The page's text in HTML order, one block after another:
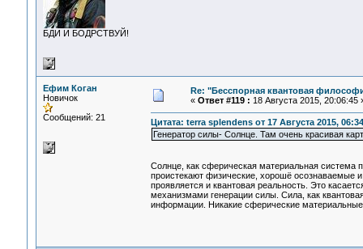
БДИ И БОДРСТВУЙ!
Ефим Коган
Новичок
Сообщений: 21
Re: "Бесспорная квантовая
« Ответ #119 : 18 Августа 2015, 20:06:45
Цитата: terra splendens от 17 Августа 2015,
Генератор силы- Солнце. Там очень красивая
Солнце, как сферическая материальная система
проистекают физические, хорошё осознаваемые
проявляется и квантовая реальность. Это
механизмами генерации силы. Сила, как
информации. Никакие сферические